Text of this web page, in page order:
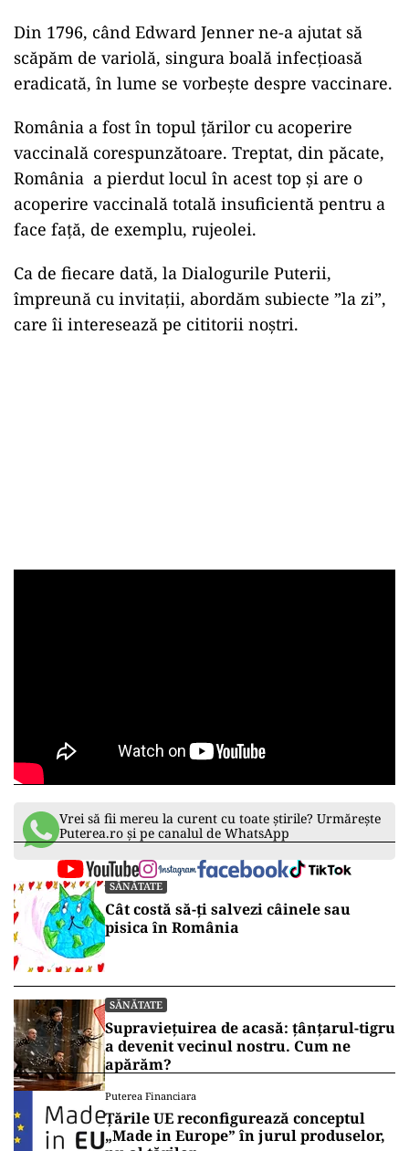
Din 1796, când Edward Jenner ne-a ajutat să
scăpăm de variolă, singura boală infecțioasă
eradicată, în lume se vorbește despre vaccinare.
România a fost în topul țărilor cu acoperire
vaccinală corespunzătoare. Treptat, din păcate,
România a pierdut locul în acest top și are o
acoperire vaccinală totală insuficientă pentru a
face față, de exemplu, rujeolei.
Ca de fiecare dată, la Dialogurile Puterii,
împreună cu invitații, abordăm subiecte ”la zi”,
care îi interesează pe cititorii noștri.
Vrei să fii mereu la curent cu toate știrile? Urmărește
Puterea.ro și pe canalul de WhatsApp
SĂNĂTATE
Cât costă să-ți salvezi câinele sau
pisica în România
SĂNĂTATE
Supraviețuirea de acasă: țânțarul-tigru
a devenit vecinul nostru. Cum ne
apărăm?
Puterea Financiara
Țările UE reconfigurează conceptul
„Made in Europe” în jurul produselor,